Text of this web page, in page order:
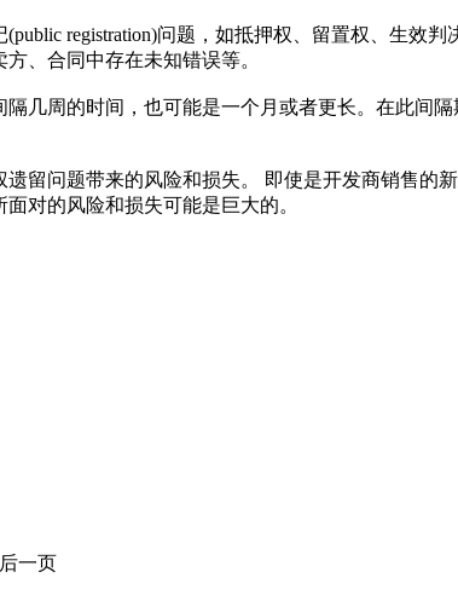
registration)问题，如抵押权、留置权、生效
、合同中存在未知错误等。
几周的时间，也可能是一个月或者更长。在此间
留问题带来的风险和损失。 即使是开发商销售
对的风险和损失可能是巨大的。
一页